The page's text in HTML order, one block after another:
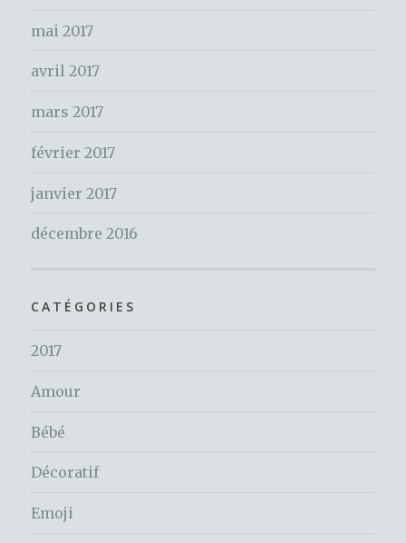
mai 2017
avril 2017
mars 2017
février 2017
janvier 2017
décembre 2016
CATÉGORIES
2017
Amour
Bébé
Décoratif
Emoji